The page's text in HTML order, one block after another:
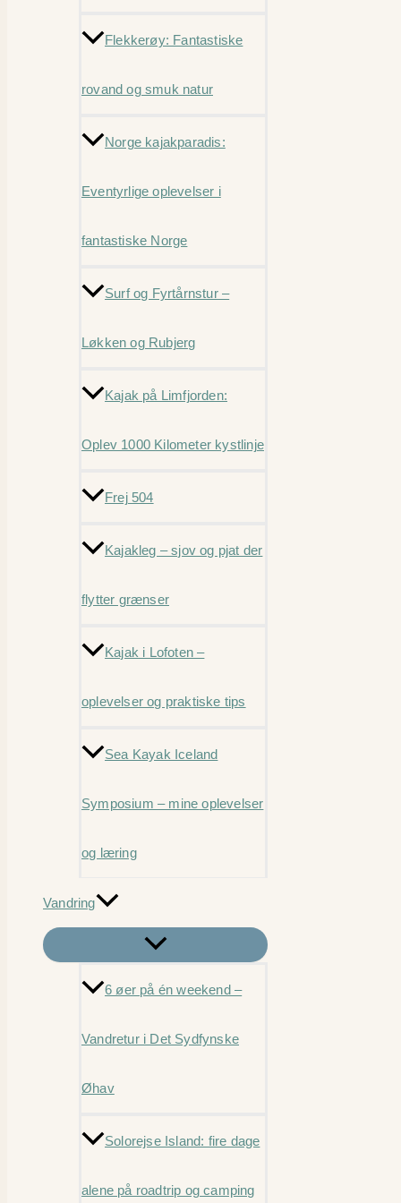
Flekkerøy: Fantastiske
rovand og smuk natur
Norge kajakparadis:
Eventyrlige oplevelser i
fantastiske Norge
Surf og Fyrtårnstur –
Løkken og Rubjerg
Kajak på Limfjorden:
Oplev 1000 Kilometer kystlinje
Frej 504
Kajakleg – sjov og pjat der
flytter grænser
Kajak i Lofoten –
oplevelser og praktiske tips
Sea Kayak Iceland
Symposium – mine oplevelser
og læring
Vandring
6 øer på én weekend –
Vandretur i Det Sydfynske
Øhav
Solorejse Island: fire dage
alene på roadtrip og camping